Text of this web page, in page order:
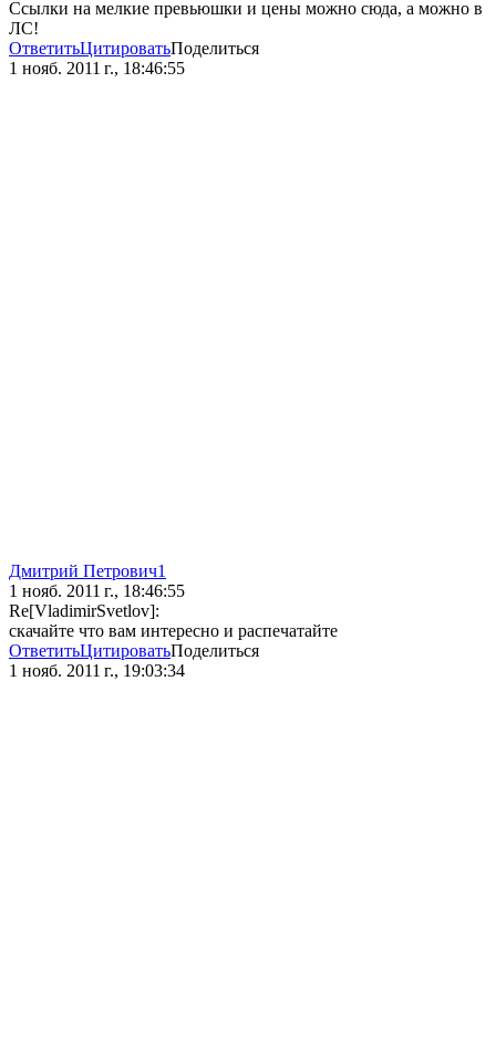
Ссылки на мелкие превьюшки и цены можно сюда, а можно в
ЛС!
ОтветитьЦитироватьПоделиться
1 нояб. 2011 г., 18:46:55
Дмитрий Петрович1
1 нояб. 2011 г., 18:46:55
Re[VladimirSvetlov]:
скачайте что вам интересно и распечатайте
ОтветитьЦитироватьПоделиться
1 нояб. 2011 г., 19:03:34